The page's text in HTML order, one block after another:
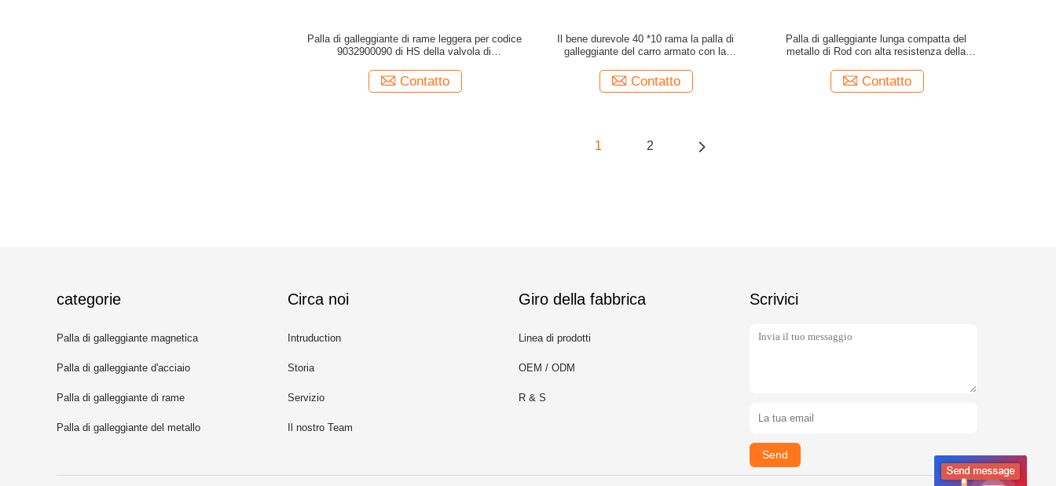
Palla di galleggiante di rame leggera per codice
9032900090 di HS della valvola di
Contatto
Il bene durevole 40 *10 rama la palla di
galleggiante del carro armato con la
Contatto
Palla di galleggiante lunga compatta del
metallo di Rod con alta resistenza della
Contatto
1 2
categorie
Palla di galleggiante magnetica
Palla di galleggiante d'acciaio
Palla di galleggiante di rame
Palla di galleggiante del metallo
Circa noi
Intruduction
Storia
Servizio
Il nostro Team
Giro della fabbrica
Linea di prodotti
OEM / ODM
R & S
Scrivici
Send